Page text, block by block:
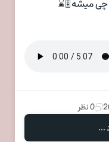
میشه 🎚⌛
0 نظر
...